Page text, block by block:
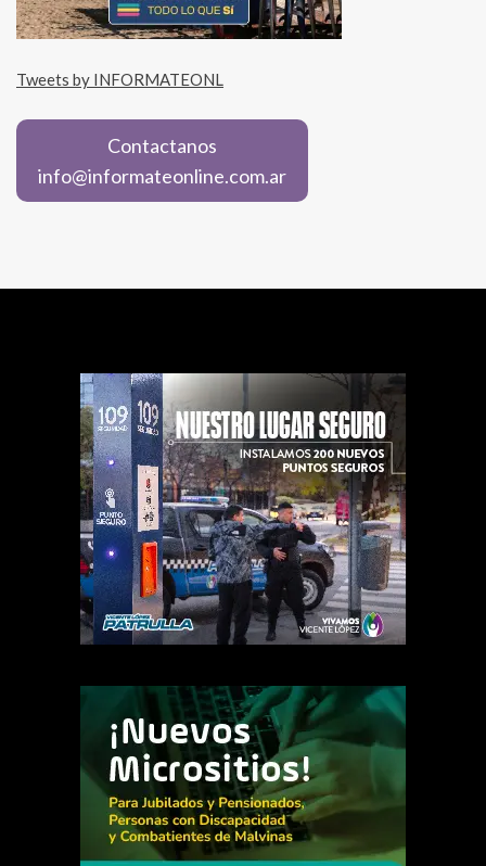
Tweets by INFORMATEONL
Contactanos
info@informateonline.com.ar